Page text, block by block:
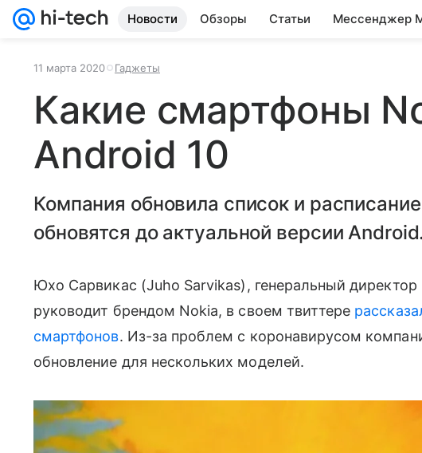
Новости Обзоры Статьи Мессенджер
11 марта 2020 Гаджеты
Какие смартфоны
Android 10
Компания обновила список и
обновятся до актуальной версии Android.
Юхо Сарвикас (Juho Sarvikas), генеральный директор
руководит брендом Nokia, в своем твиттере
смартфонов. Из-за проблем с коронавирусом
обновление для нескольких моделей.